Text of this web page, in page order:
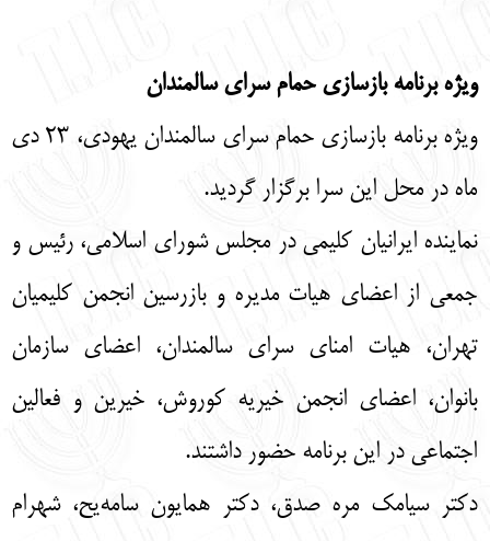
ویژه برنامه بازسازی حمام سرای سالمندان
ویژه برنامه بازسازی حمام سرای سالمندان یهودی، ٢٣ دی
ماه در محل این سرا برگزار گردید.
نماینده ایرانیان کلیمی در مجلس شورای اسلامی، رئیس و
جمعی از اعضای هیات مدیره و بازرسین انجمن کلیمیان
تهران، هیات امنای سرای سالمندان، اعضای سازمان
بانوان، اعضای انجمن خیریه کوروش، خیرین و فعالین
اجتماعی در این برنامه حضور داشتند.
دکتر سیامک مره صدق، دکتر همایون سامه‌یح، شهرام